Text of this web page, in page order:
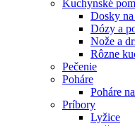
Kuchynské
Dosky
Dózy a
Nože a
Rôzne
Pečenie
Poháre
Poháre
Príbory
Lyžice